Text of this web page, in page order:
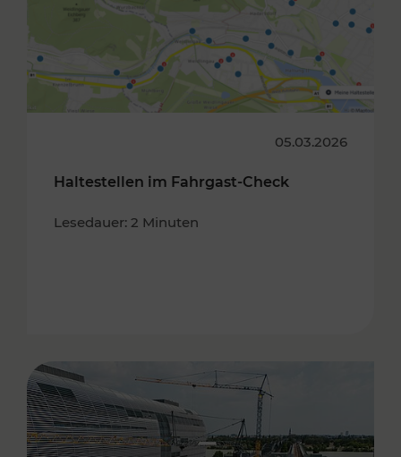
05.03.2026
Haltestellen im Fahrgast-Check
Lesedauer: 2 Minuten